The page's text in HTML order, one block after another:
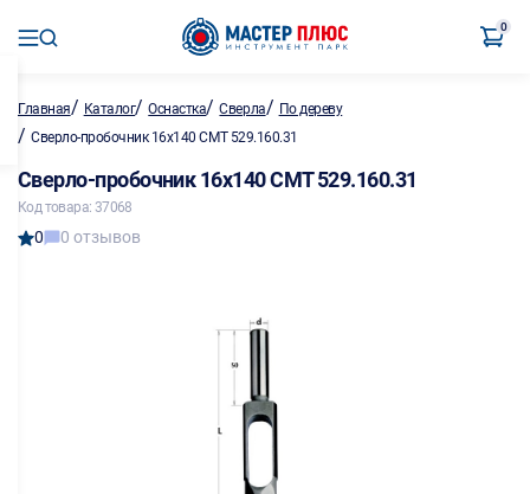
0
Главная/ Каталог/Оснастка/Сверла/ По дереву
/ Сверло-пробочник 16х140 CMT 529.160.31
Сверло-пробочник 16х140 CMT 529.160.31
Код товара: 37068
0 0 отзывов